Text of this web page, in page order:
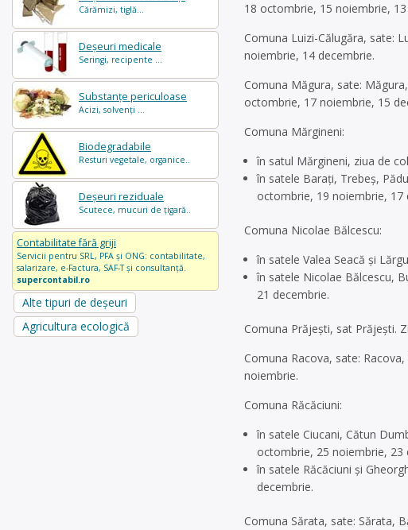
Cărămizi, tiglă...
Deșeuri medicale
Seringi, recipente ...
Substanțe periculoase
Acizi, solvenți ...
Biodegradabile
Resturi vegetale, organice..
Deșeuri reziduale
Scutece, mucuri de țigară..
Contabilitate fără griji
Servicii pentru SRL, PFA și ONG: contabilitate,
salarizare, e-Factura, SAF-T și consultanță.
supercontabil.ro
Alte tipuri de deșeuri
Agricultura ecologică
18 octombrie, 15 noiembrie,
Comuna Luizi-Călugăra, sate:
noiembrie, 14 decembrie.
Comuna Măgura, sate:
octombrie, 17 noiembrie, 15
Comuna Mărgineni:
în satul Mărgineni, ziua de
în satele Barați, Trebeș,
octombrie, 19 noiembrie, 17
Comuna Nicolae Bălcescu:
în satele Valea Seacă și
în satele Nicolae Bălcescu,
21 decembrie.
Comuna Prăjești, sat Prăjești.
Comuna Racova, sate:
noiembrie.
Comuna Răcăciuni:
în satele Ciucani, Cătun
octombrie, 25 noiembrie, 23
în satele Răcăciuni și
decembrie.
Comuna Sărata, sate: Sărata,